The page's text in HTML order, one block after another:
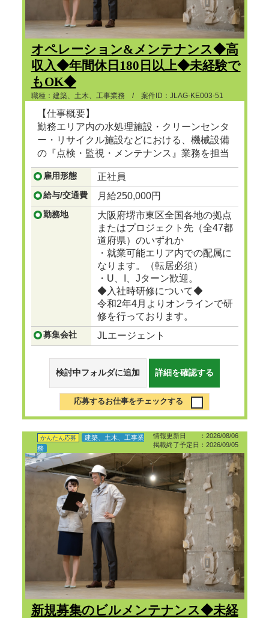
オペレーション&メンテナンス◆高
収入◆年間休日180日以上◆未経験で
もOK◆
職種：建築、土木、工事業務 / 案件ID：JLAG-KE003-51
【仕事概要】
勤務エリア内の水処理施設・クリーンセンタ
ー・リサイクル施設などにおける、機械設備
の『点検・監視・メンテナンス』業務を担当
頂きます。
...つづきを見る
雇用形態 正社員
給与/交通費 月給250,000円
勤務地
大阪府堺市東区全国各地の拠点
またはプロジェクト先（全47都
道府県）のいずれか
・就業可能エリア内での配属に
なります。（転居必須）
・U、I、Jターン歓迎。
◆入社時研修について◆
令和2年4月よりオンラインで研
修を行っております。
募集会社 JLエージェント
検討中フォルダに追加 詳細を確認する
応募するお仕事をチェックする
情報更新日 ：2026/08/06
掲載終了予定日：2026/09/05
かんたん応募
建築、土木、工事業
務
新規募集のビルメンテナンス◆未経